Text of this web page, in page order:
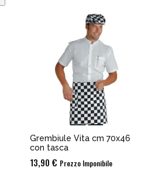
Grembiule Vita cm 70x46
con tasca
13,90 € Prezzo Imponibile